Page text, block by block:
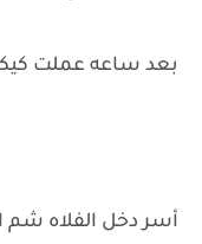
بعد ساعه عملت
أسر دخل الفلاه شم